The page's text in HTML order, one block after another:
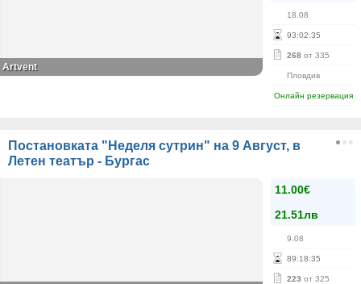
18.08
93:02:35
268 от 335
Пловдив
Онлайн резервация
Аrtvent
Постановката "Неделя сутрин" на 9 Август, в
Летен театър - Бургас
11.00€
21.51лв
9.08
89:18:35
223 от 325